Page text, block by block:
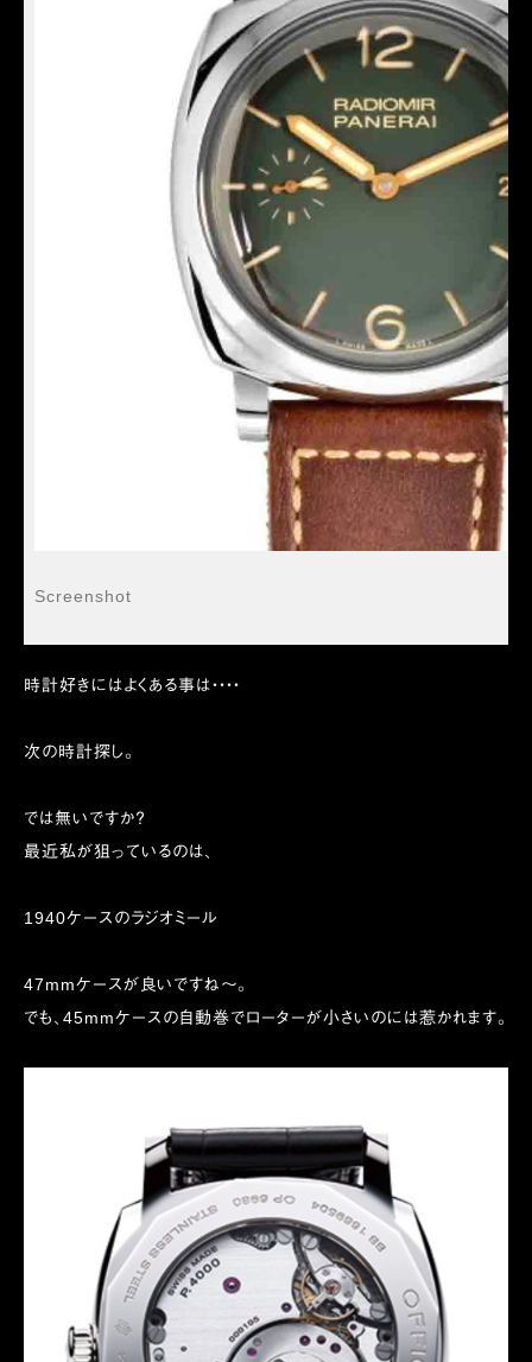
Screenshot
時計好きにはよくある事は・・・・
次の時計探し。
では無いですか？
最近私が狙っているのは、
1940ケースのラジオミール
47mmケースが良いですね〜。
でも、45mmケースの自動巻でローターが小さいのには惹かれます。